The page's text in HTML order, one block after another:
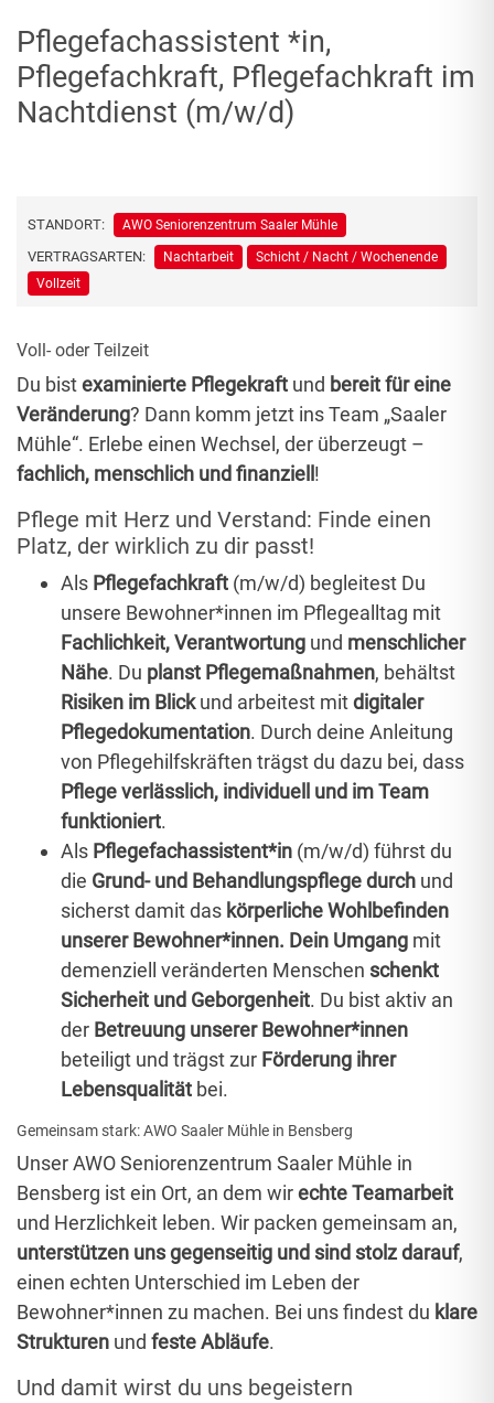
Pflegefachassistent *in,
Pflegefachkraft, Pflegefachkraft im
Nachtdienst (m/w/d)
STANDORT: AWO Seniorenzentrum Saaler Mühle
VERTRAGSARTEN: Nachtarbeit
Schicht / Nacht / Wochenende
Vollzeit
Voll- oder Teilzeit
Du bistexaminierte Pflegekraft und bereit für eine
Veränderung? Dann komm jetzt ins Team „Saaler
Mühle“. Erlebe einen Wechsel, der überzeugt –
fachlich, menschlich und finanziell !
Pflege mit Herz und Verstand: Finde einen
Platz, der wirklich zu dir passt!
Als Pflegefachkraft (m/w/d) begleitest Du
unsere Bewohner*innen im Pflegealltag mit
Fachlichkeit, Verantwortung und menschlicher
Nähe. Du planst Pflegemaßnahmen, behältst
Risiken im Blickund arbeitest mitdigitaler
Pflegedokumentation. Durch deine Anleitung
von Pflegehilfskräften trägst du dazu bei, dass
Pflege verlässlich, individuell und im Team
funktioniert.
Als Pflegefachassistent*in (m/w/d) führst du
die Grund- und Behandlungspflege durch und
sicherst damit das körperliche Wohlbefinden
unserer Bewohner*innen. Dein Umgang mit
demenziell veränderten Menschen schenkt
Sicherheit und Geborgenheit. Du bist aktiv an
der Betreuung unserer Bewohner*innen
beteiligt und trägst zur Förderung ihrer
Lebensqualität bei.
Gemeinsam stark: AWO Saaler Mühle in Bensberg
Unser AWO Seniorenzentrum Saaler Mühle in
Bensberg ist ein Ort, an dem wirechte Teamarbeit
und Herzlichkeit leben. Wir packen gemeinsam an,
unterstützen uns gegenseitig und sind stolz darauf,
einen echten Unterschied im Leben der
Bewohner*innen zu machen. Bei uns findest du klare
Strukturen und feste Abläufe.
Und damit wirst du uns begeistern